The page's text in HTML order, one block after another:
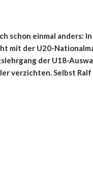
schon einmal anders:
mit der U20-
der U18-
verzichten. Selbst